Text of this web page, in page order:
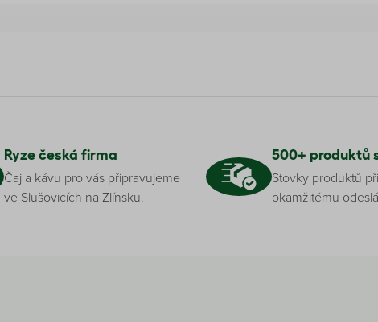
Ryze česká firma
Čaj a kávu pro vás připravujeme
ve Slušovicích na Zlínsku.
500+ produktů
Stovky produktů
okamžitému